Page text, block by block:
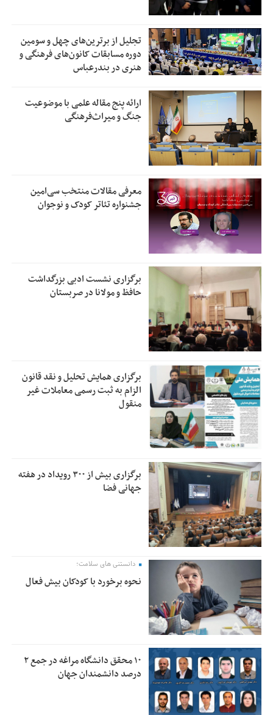
تجلیل از بر‌ترین‌های چهل و سومین
دوره مسابقات کانون‌های فرهنگی و
هنری در بندرعباس
ارائه پنج مقاله علمی با موضوعیت
جنگ و میراث‌فرهنگی
معرفی مقالات منتخب سی‌امین
جشنواره تئاتر کودک و نوجوان
برگزاری نشست ادبی بزرگداشت
حافظ و مولانا در صربستان
برگزاری همایش تحلیل و نقد قانون
الزام به ثبت رسمی معاملات غیر
منقول
برگزاری بیش از ۳۰۰ رویداد در هفته
جهانی فضا
دانستنی های سلامت؛
نحوه برخورد با کودکان بیش فعال
۱۰ محقق دانشگاه مراغه در جمع ۲
درصد دانشمندان جهان